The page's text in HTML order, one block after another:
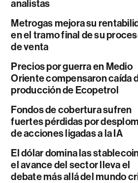
analistas
Metrogas mejora su
en el tramo final de su
de venta
Precios por guerra en Medio
Oriente compensaron caída
producción de Ecopetrol
Fondos de cobertura sufren
fuertes pérdidas por
de acciones ligadas a la IA
El dólar domina las
el avance del sector lleva el
debate más allá del mundo